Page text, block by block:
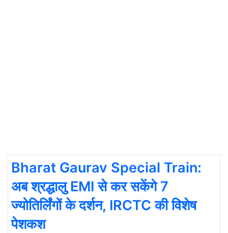
Bharat Gaurav Special Train:
अब श्रद्धालु EMI से कर सकेंगे 7
ज्योतिर्लिंगों के दर्शन, IRCTC की विशेष
पेशकश